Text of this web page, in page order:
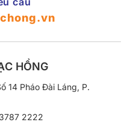
HỒNG
14 Pháo Đài Láng, P.
2222